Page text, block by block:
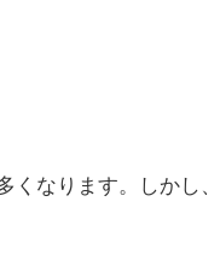
くなります。しかし